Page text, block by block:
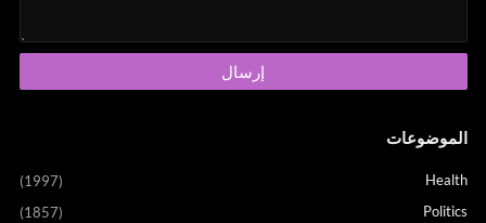
الموضوعات
Health
(1997)
Politics
(1857)